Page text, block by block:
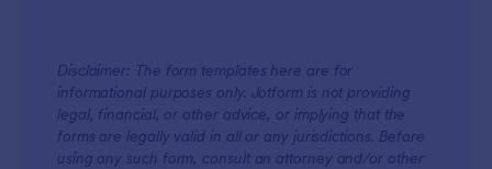
For Teams
Disclaimer: The form templates here are for
informational purposes only. Jotform is not providing
legal, financial, or other advice, or implying that the
forms are legally valid in all or any jurisdictions. Before
using any such form, consult an attorney and/or other